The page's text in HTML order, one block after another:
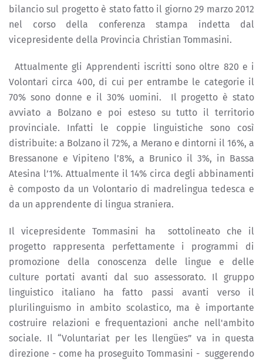
bilancio sul progetto è stato fatto il giorno 29 marzo 2012
nel corso della conferenza stampa indetta dal
vicepresidente della Provincia Christian Tommasini.
Attualmente gli Apprendenti iscritti sono oltre 820 e i
Volontari circa 400, di cui per entrambe le categorie il
70% sono donne e il 30% uomini. Il progetto è stato
avviato a Bolzano e poi esteso su tutto il territorio
provinciale. Infatti le coppie linguistiche sono così
distribuite: a Bolzano il 72%, a Merano e dintorni il 16%, a
Bressanone e Vipiteno l’8%, a Brunico il 3%, in Bassa
Atesina l’1%. Attualmente il 14% circa degli abbinamenti
è composto da un Volontario di madrelingua tedesca e
da un apprendente di lingua straniera.
Il vicepresidente Tommasini ha sottolineato che il
progetto rappresenta perfettamente i programmi di
promozione della conoscenza delle lingue e delle
culture portati avanti dal suo assessorato. Il gruppo
linguistico italiano ha fatto passi avanti verso il
plurilinguismo in ambito scolastico, ma è importante
costruire relazioni e frequentazioni anche nell'ambito
sociale. Il “Voluntariat per les llengües” va in questa
direzione - come ha proseguito Tommasini - suggerendo